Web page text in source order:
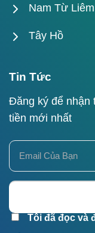
Nam Từ Liêm
Tây Hồ
Tin Tức
Đăng ký để nhận
tiền mới nhất
Tôi đã đọc và